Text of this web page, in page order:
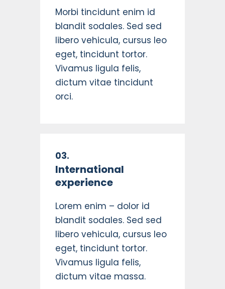
Morbi tincidunt enim id
blandit sodales. Sed sed
libero vehicula, cursus leo
eget, tincidunt tortor.
Vivamus ligula felis,
dictum vitae tincidunt
orci.
03.
International
experience
Lorem enim – dolor id
blandit sodales. Sed sed
libero vehicula, cursus leo
eget, tincidunt tortor.
Vivamus ligula felis,
dictum vitae massa.